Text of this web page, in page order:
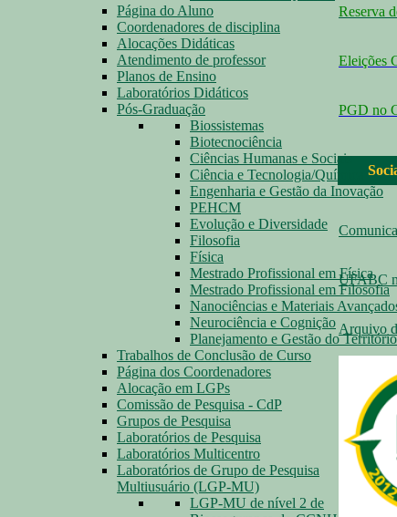
Página do Aluno
Coordenadores de disciplina
Alocações Didáticas
Atendimento de professor
Planos de Ensino
Laboratórios Didáticos
Pós-Graduação
Biossistemas
Biotecnociência
Ciências Humanas e Sociais
Ciência e Tecnologia/Química
Engenharia e Gestão da Inovação
PEHCM
Evolução e Diversidade
Filosofia
Física
Mestrado Profissional em Física
Mestrado Profissional em Filosofia
Nanociências e Materiais
Neurociência e Cognição
Planejamento e Gestão do Território
Trabalhos de Conclusão de Curso
Página dos Coordenadores
Alocação em LGPs
Comissão de Pesquisa - CdP
Grupos de Pesquisa
Laboratórios de Pesquisa
Laboratórios Multicentro
Laboratórios de Grupo de Pesquisa
Multiusuário (LGP-MU)
LGP-MU de nível 2 de
Reserva
Eleições
PGD no
UFABC
Arquivo